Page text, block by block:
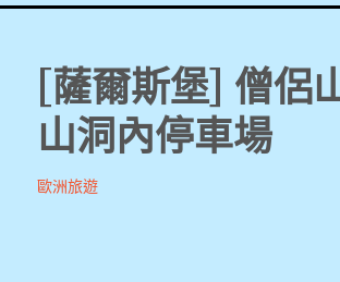
[薩爾斯堡] 僧侶
山洞內停車場
Andrew
2019-
歐洲旅遊